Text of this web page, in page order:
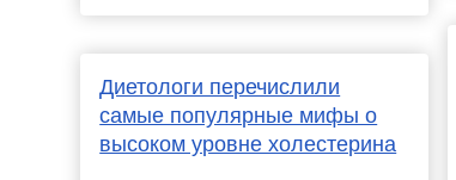
Диетологи перечислили
самые популярные мифы о
высоком уровне холестерина